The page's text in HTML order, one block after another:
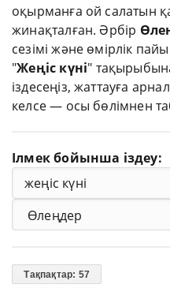
оқырманға ой салатын
жинақталған. Әрбір
сезімі және өмірлік
"Жеңіс күні"
іздесеңіз, жаттауға
келсе — осы бөлімнен
Ілмек бойынша іздеу:
Тақпақтар: 57